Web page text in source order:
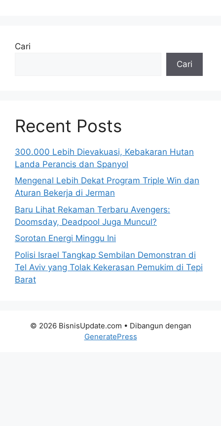
Cari
Cari
Recent Posts
300.000 Lebih Dievakuasi, Kebakaran Hutan
Landa Perancis dan Spanyol
Mengenal Lebih Dekat Program Triple Win dan
Aturan Bekerja di Jerman
Baru Lihat Rekaman Terbaru Avengers:
Doomsday, Deadpool Juga Muncul?
Sorotan Energi Minggu Ini
Polisi Israel Tangkap Sembilan Demonstran di
Tel Aviv yang Tolak Kekerasan Pemukim di Tepi
Barat
© 2026 BisnisUpdate.com • Dibangun dengan
GeneratePress